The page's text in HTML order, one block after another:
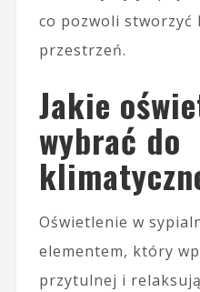
co pozwoli stworzyć
przestrzeń.
Jakie
wybrać do
Oświetlenie w
elementem, który
przytulnej i